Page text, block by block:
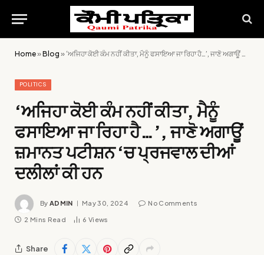
Home»Blog »‘ਅਜਿਹਾ ਕੋਈ ਕੰਮ ਨਹੀਂ ਕੀਤਾ, ਮੈਨੂੰ ਫਸਾਇਆ ਜਾ ਰਿਹਾ ਹੈ…’, ਜਾਣੋ ਅਗਾਊਂ ਜ਼ਮਾਨਤ ਪਟੀਸ਼ਨ ‘ਚ ਪ੍ਰਜਵਾਲ ਦੀਆਂ ਦਲੀਲਾਂ ਕੀ ਹਨ
POLITICS
‘ਅਜਿਹਾ ਕੋਈ ਕੰਮ ਨਹੀਂ ਕੀਤਾ, ਮੈਨੂੰ
ਫਸਾਇਆ ਜਾ ਰਿਹਾ ਹੈ…’, ਜਾਣੋ ਅਗਾਊਂ
ਜ਼ਮਾਨਤ ਪਟੀਸ਼ਨ ‘ਚ ਪ੍ਰਜਵਾਲ ਦੀਆਂ
ਦਲੀਲਾਂ ਕੀ ਹਨ
By ADMIN May 30, 2024 No Comments
2 Mins Read 6 Views
Share